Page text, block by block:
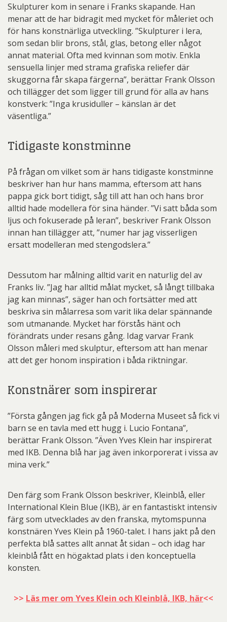
Skulpturer kom in senare i Franks skapande. Han
menar att de har bidragit med mycket för måleriet och
för hans konstnärliga utveckling. ”Skulpturer i lera,
som sedan blir brons, stål, glas, betong eller något
annat material. Ofta med kvinnan som motiv. Enkla
sensuella linjer med strama grafiska reliefer där
skuggorna får skapa färgerna”, berättar Frank Olsson
och tillägger det som ligger till grund för alla av hans
konstverk: ”Inga krusiduller – känslan är det
väsentliga.”
Tidigaste konstminne
På frågan om vilket som är hans tidigaste konstminne
beskriver han hur hans mamma, eftersom att hans
pappa gick bort tidigt, såg till att han och hans bror
alltid hade modellera för sina händer. ”Vi satt båda som
ljus och fokuserade på leran”, beskriver Frank Olsson
innan han tillägger att, ”numer har jag visserligen
ersatt modelleran med stengodslera.”
Dessutom har målning alltid varit en naturlig del av
Franks liv. ”Jag har alltid målat mycket, så långt tillbaka
jag kan minnas”, säger han och fortsätter med att
beskriva sin målarresa som varit lika delar spännande
som utmanande. Mycket har förstås hänt och
förändrats under resans gång. Idag varvar Frank
Olsson måleri med skulptur, eftersom att han menar
att det ger honom inspiration i båda riktningar.
Konstnärer som inspirerar
”Första gången jag fick gå på Moderna Museet så fick vi
barn se en tavla med ett hugg i. Lucio Fontana”,
berättar Frank Olsson. ”Även Yves Klein har inspirerat
med IKB. Denna blå har jag även inkorporerat i vissa av
mina verk.”
Den färg som Frank Olsson beskriver, Kleinblå, eller
International Klein Blue (IKB), är en fantastiskt intensiv
färg som utvecklades av den franska, mytomspunna
konstnären Yves Klein på 1960-talet. I hans jakt på den
perfekta blå sattes allt annat åt sidan – och idag har
kleinblå fått en högaktad plats i den konceptuella
konsten.
>> Läs mer om Yves Klein och Kleinblå, IKB, här<<